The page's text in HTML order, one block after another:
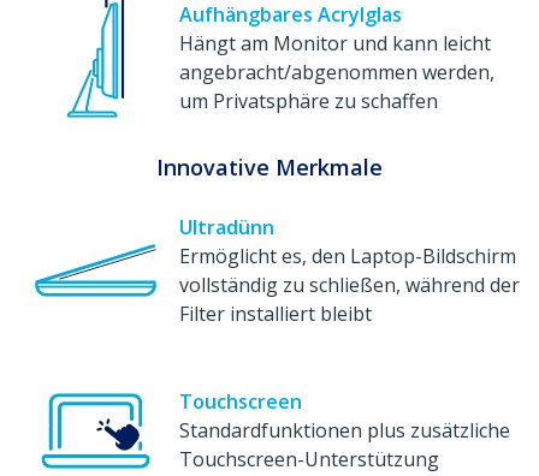
Aufhängbares Acrylglas
Hängt am Monitor und kann leicht
angebracht/abgenommen werden,
um Privatsphäre zu schaffen
Innovative Merkmale
Ultradünn
Ermöglicht es, den Laptop-Bildschirm
vollständig zu schließen, während der
Filter installiert bleibt
Touchscreen
Standardfunktionen plus zusätzliche
Touchscreen-Unterstützung